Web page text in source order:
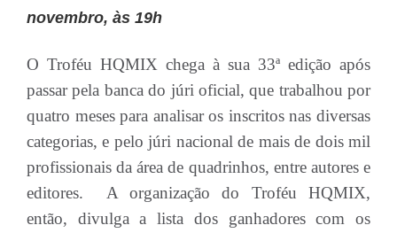
novembro, às 19h
O Troféu HQMIX chega à sua 33ª edição após
passar pela banca do júri oficial, que trabalhou por
quatro meses para analisar os inscritos nas diversas
categorias, e pelo júri nacional de mais de dois mil
profissionais da área de quadrinhos, entre autores e
editores. A organização do Troféu HQMIX,
então, divulga a lista dos ganhadores com os